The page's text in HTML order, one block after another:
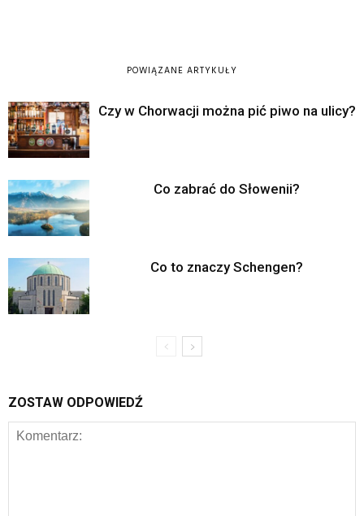
POWIĄZANE ARTYKUŁY
Czy w Chorwacji można pić piwo na ulicy?
Co zabrać do Słowenii?
Co to znaczy Schengen?
ZOSTAW ODPOWIEDŹ